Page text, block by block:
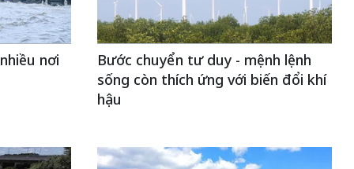
nơi
Bước chuyển tư duy - mệnh lệnh
sống còn thích ứng với biến đổi khí
hậu